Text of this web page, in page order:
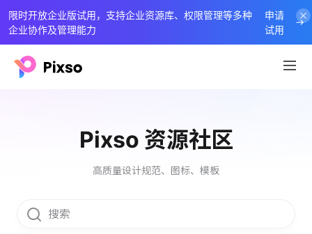
限时开放企业版试用，支持企业资源库、权限管理等多种
企业协作及管理能力
申请
试用
Pixso 资源社区
高质量设计规范、图标、模板